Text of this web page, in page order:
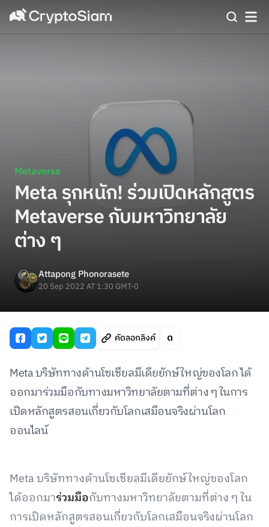
Metaverse
Meta รุกหนัก! ร่วมเปิดหลักสูตร
Metaverse กับมหาวิทยาลัย
ต่าง ๆ
Attapong Phonorasete
20 Sep 2022 AT 1:30 GMT-0
คัดลอกลิงค์
Meta บริษัททางด้านโซเชียลมีเดียยักษ์ใหญ่ของโลก ได้
ออกมาร่วมมือกับทางมหาวิทยาลัยตามที่ต่าง ๆ ในการ
เปิดหลักสูตรสอนเกี่ยวกับโลกเสมือนจริงผ่านโลก
ออนไลน์
Meta บริษัททางด้านโซเชียลมีเดียยักษ์ใหญ่ของโลก
ได้ออกมาร่วมมือกับทางมหาวิทยาลัยตามที่ต่าง ๆ ใน
การเปิดหลักสูตรสอนเกี่ยวกับโลกเสมือนจริงผ่านโลก